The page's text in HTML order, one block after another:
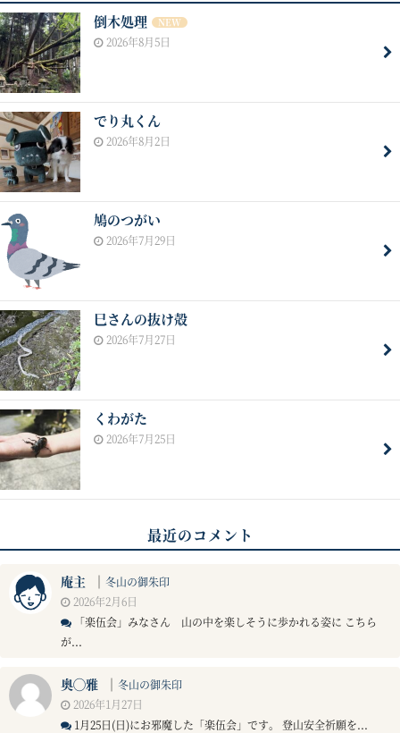
倒木処理 NEW
2026年8月5日
でり丸くん
2026年8月2日
鳩のつがい
2026年7月29日
巳さんの抜け殻
2026年7月27日
くわがた
2026年7月25日
最近のコメント
庵主 ｜ 冬山の御朱印
2026年2月6日
「楽伍会」みなさん 山の中を楽しそうに歩かれる姿に こちら
が...
奥◯雅 ｜ 冬山の御朱印
2026年1月27日
1月25日(日)にお邪魔した「楽伍会」です。 登山安全祈願を...